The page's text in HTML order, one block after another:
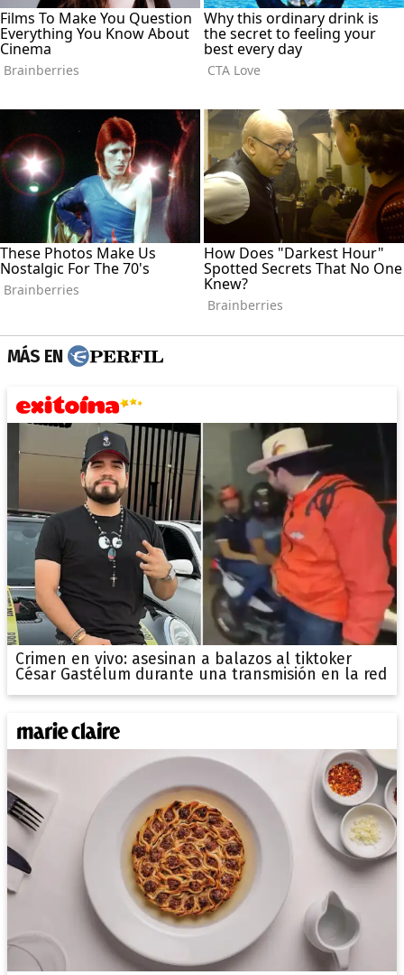
MÁS EN
Crimen en vivo: asesinan a balazos al tiktoker
César Gastélum durante una transmisión en la red